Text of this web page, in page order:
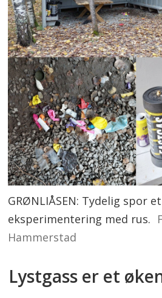
GRØNLIÅSEN: Tydelig spor
eksperimentering med rus.
Hammerstad
Lystgass er et